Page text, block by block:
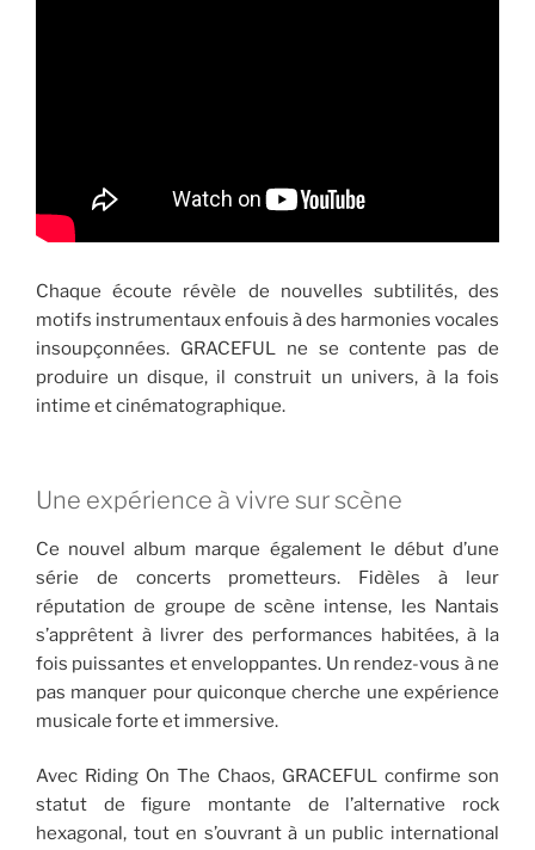
Chaque écoute révèle de nouvelles subtilités, des
motifs instrumentaux enfouis à des harmonies vocales
insoupçonnées. GRACEFUL ne se contente pas de
produire un disque, il construit un univers, à la fois
intime et cinématographique.
Une expérience à vivre sur scène
Ce nouvel album marque également le début d’une
série de concerts prometteurs. Fidèles à leur
réputation de groupe de scène intense, les Nantais
s’apprêtent à livrer des performances habitées, à la
fois puissantes et enveloppantes. Un rendez-vous à ne
pas manquer pour quiconque cherche une expérience
musicale forte et immersive.
Avec Riding On The Chaos, GRACEFUL confirme son
statut de figure montante de l’alternative rock
hexagonal, tout en s’ouvrant à un public international